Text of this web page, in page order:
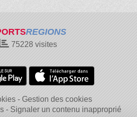
REGIONS
75228visites
Gestion des cookies
Signaler un contenu inapproprié